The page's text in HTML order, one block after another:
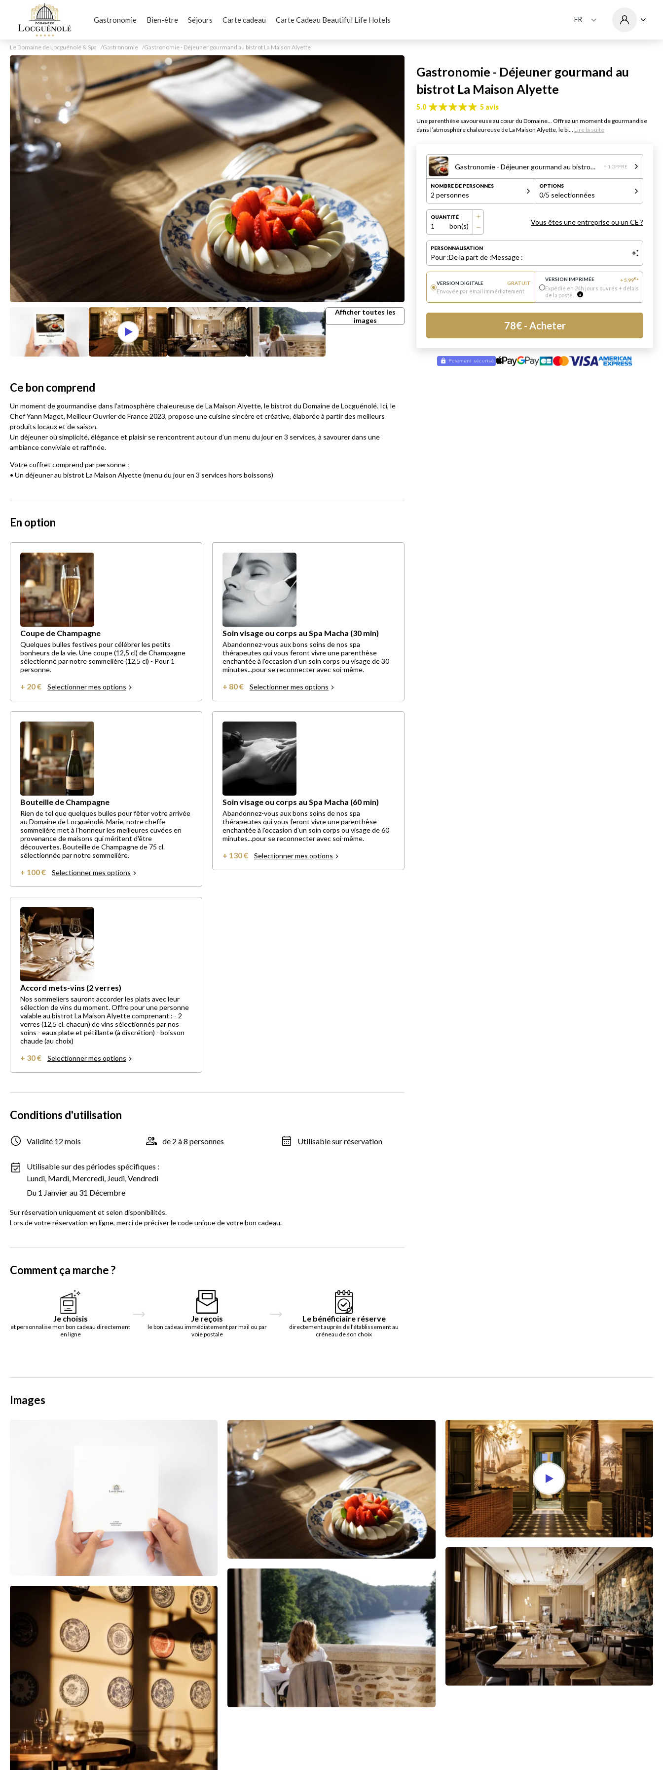
Gastronomie Bien-être Séjours Carte cadeau Carte Cadeau Beautiful Life Hotels FR
Le Domaine de Locguénolé & Spa Gastronomie Gastronomie - Déjeuner gourmand au bistrot La Maison Alyette
Afficher toutes les
images
Gastronomie - Déjeuner gourmand au
bistrot La Maison Alyette
5.0 5 avis
Une parenthèse savoureuse au cœur du Domaine... Offrez un moment de gourmandise
dans l’atmosphère chaleureuse de La Maison Alyette, le bi... Lire la suite
Gastronomie - Déjeuner gourmand au bistrot La Maison Alyette + 1 OFFRE
NOMBRE DE PERSONNES
2 personnes
OPTIONS
0/5 selectionnées
QUANTITÉ
1 bon(s) Vous êtes une entreprise ou un CE ?
PERSONNALISATION
Pour :De la part de :Message :
VERSION DIGITALE GRATUIT
Envoyée par email immédiatement
VERSION IMPRIMÉE +5.99€*
Expédié en 24h jours ouvrés + délais
de la poste.
78€- Acheter
Ce bon comprend
Un moment de gourmandise dans l’atmosphère chaleureuse de La Maison Alyette, le bistrot du Domaine de Locguénolé. Ici, le
Chef Yann Maget, Meilleur Ouvrier de France 2023, propose une cuisine sincère et créative, élaborée à partir des meilleurs
produits locaux et de saison.
Un déjeuner où simplicité, élégance et plaisir se rencontrent autour d’un menu du jour en 3 services, à savourer dans une
ambiance conviviale et raffinée.
Votre coffret comprend par personne :
• Un déjeuner au bistrot La Maison Alyette (menu du jour en 3 services hors boissons)
En option
Coupe de Champagne
Quelques bulles festives pour célébrer les petits
bonheurs de la vie. Une coupe (12,5 cl) de Champagne
sélectionné par notre sommelière (12,5 cl) - Pour 1
personne.
+ 20 € Selectionner mes options
Bouteille de Champagne
Rien de tel que quelques bulles pour fêter votre arrivée
au Domaine de Locguénolé. Marie, notre cheffe
sommelière met à l'honneur les meilleures cuvées en
provenance de maisons qui méritent d'être
découvertes. Bouteille de Champagne de 75 cl.
sélectionnée par notre sommelière.
+ 100 € Selectionner mes options
Accord mets-vins (2 verres)
Nos sommeliers sauront accorder les plats avec leur
sélection de vins du moment. Offre pour une personne
valable au bistrot La Maison Alyette comprenant : - 2
verres (12,5 cl. chacun) de vins sélectionnés par nos
soins - eaux plate et pétillante (à discrétion) - boisson
chaude (au choix)
+ 30 € Selectionner mes options
Soin visage ou corps au Spa Macha (30 min)
Abandonnez-vous aux bons soins de nos spa
thérapeutes qui vous feront vivre une parenthèse
enchantée à l'occasion d'un soin corps ou visage de 30
minutes...pour se reconnecter avec soi-même.
+ 80 € Selectionner mes options
Soin visage ou corps au Spa Macha (60 min)
Abandonnez-vous aux bons soins de nos spa
thérapeutes qui vous feront vivre une parenthèse
enchantée à l'occasion d'un soin corps ou visage de 60
minutes...pour se reconnecter avec soi-même.
+ 130 € Selectionner mes options
Conditions d'utilisation
Validité 12 mois de 2 à 8 personnes Utilisable sur réservation
Utilisable sur des périodes spécifiques :
Lundi, Mardi, Mercredi, Jeudi, Vendredi
Du 1 Janvier au 31 Décembre
Sur réservation uniquement et selon disponibilités.
Lors de votre réservation en ligne, merci de préciser le code unique de votre bon cadeau.
Comment ça marche ?
Je choisis
et personnalise mon bon cadeau directement
en ligne
Je reçois
le bon cadeau immédiatement par mail ou par
voie postale
Le bénéficiaire réserve
directement auprès de l'établissement au
créneau de son choix
Images